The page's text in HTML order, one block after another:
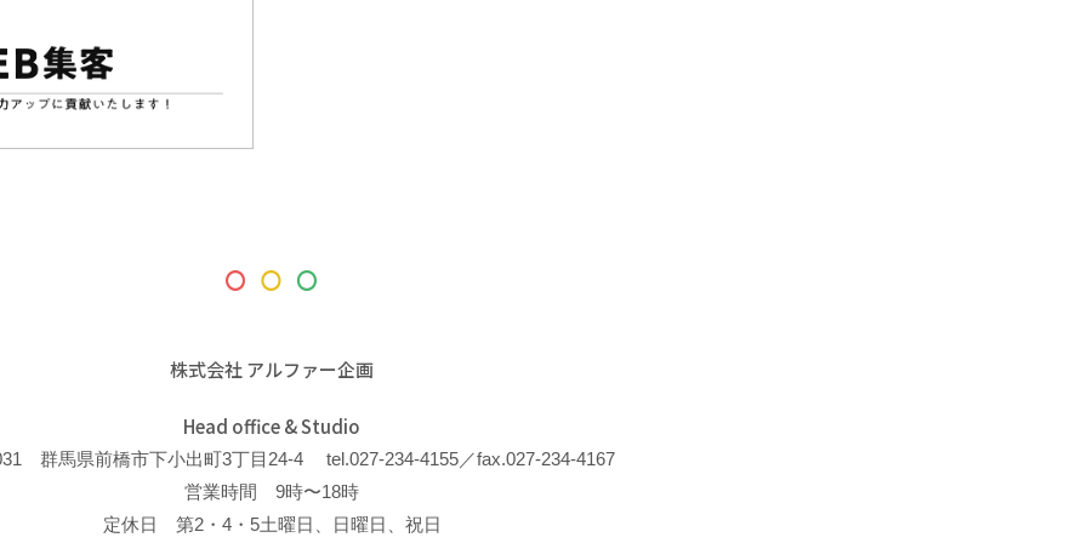
株式会社 アルファー企画
Head office & Studio
群馬県前橋市下小出町3丁目24-4
tel.027-234-4155／fax.027-234-4167
営業時間 9時〜18時
定休日 第2・4・5土曜日、日曜日、祝日